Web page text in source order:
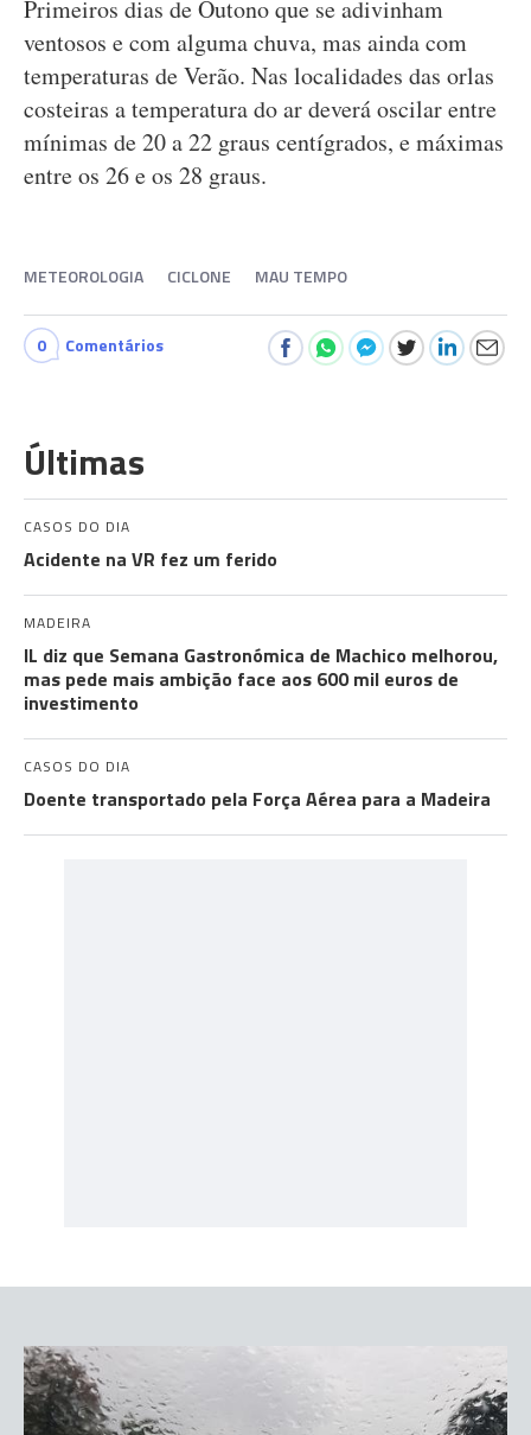
Primeiros dias de Outono que se adivinham
ventosos e com alguma chuva, mas ainda com
temperaturas de Verão. Nas localidades das orlas
costeiras a temperatura do ar deverá oscilar entre
mínimas de 20 a 22 graus centígrados, e máximas
entre os 26 e os 28 graus.
METEOROLOGIA CICLONE MAU TEMPO
0 Comentários
Últimas
CASOS DO DIA
Acidente na VR fez um ferido
MADEIRA
IL diz que Semana Gastronómica de Machico melhorou,
mas pede mais ambição face aos 600 mil euros de
investimento
CASOS DO DIA
Doente transportado pela Força Aérea para a Madeira